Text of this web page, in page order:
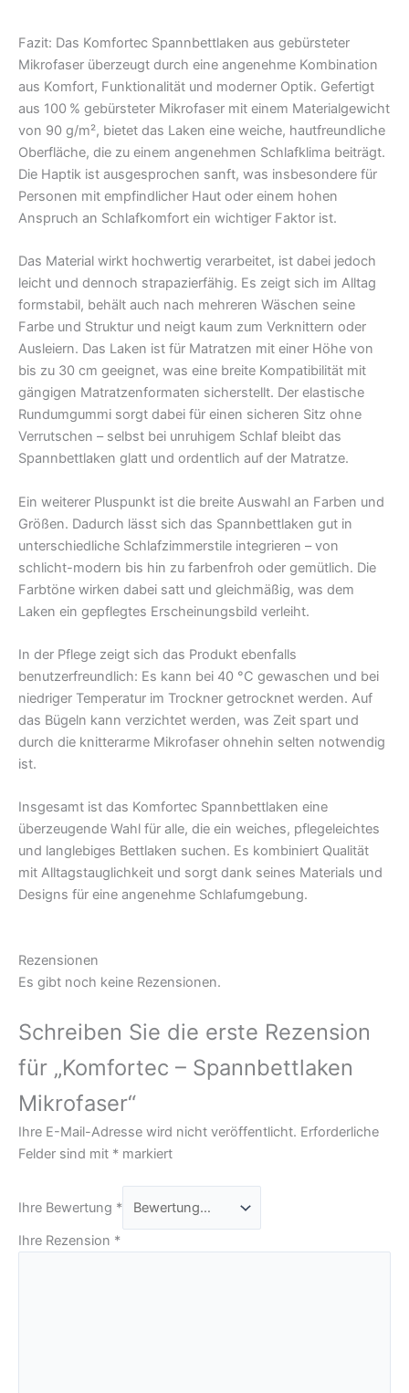
Fazit: Das Komfortec Spannbettlaken aus gebürsteter
Mikrofaser überzeugt durch eine angenehme Kombination
aus Komfort, Funktionalität und moderner Optik. Gefertigt
aus 100 % gebürsteter Mikrofaser mit einem Materialgewicht
von 90 g/m², bietet das Laken eine weiche, hautfreundliche
Oberfläche, die zu einem angenehmen Schlafklima beiträgt.
Die Haptik ist ausgesprochen sanft, was insbesondere für
Personen mit empfindlicher Haut oder einem hohen
Anspruch an Schlafkomfort ein wichtiger Faktor ist.
Das Material wirkt hochwertig verarbeitet, ist dabei jedoch
leicht und dennoch strapazierfähig. Es zeigt sich im Alltag
formstabil, behält auch nach mehreren Wäschen seine
Farbe und Struktur und neigt kaum zum Verknittern oder
Ausleiern. Das Laken ist für Matratzen mit einer Höhe von
bis zu 30 cm geeignet, was eine breite Kompatibilität mit
gängigen Matratzenformaten sicherstellt. Der elastische
Rundumgummi sorgt dabei für einen sicheren Sitz ohne
Verrutschen – selbst bei unruhigem Schlaf bleibt das
Spannbettlaken glatt und ordentlich auf der Matratze.
Ein weiterer Pluspunkt ist die breite Auswahl an Farben und
Größen. Dadurch lässt sich das Spannbettlaken gut in
unterschiedliche Schlafzimmerstile integrieren – von
schlicht-modern bis hin zu farbenfroh oder gemütlich. Die
Farbtöne wirken dabei satt und gleichmäßig, was dem
Laken ein gepflegtes Erscheinungsbild verleiht.
In der Pflege zeigt sich das Produkt ebenfalls
benutzerfreundlich: Es kann bei 40 °C gewaschen und bei
niedriger Temperatur im Trockner getrocknet werden. Auf
das Bügeln kann verzichtet werden, was Zeit spart und
durch die knitterarme Mikrofaser ohnehin selten notwendig
ist.
Insgesamt ist das Komfortec Spannbettlaken eine
überzeugende Wahl für alle, die ein weiches, pflegeleichtes
und langlebiges Bettlaken suchen. Es kombiniert Qualität
mit Alltagstauglichkeit und sorgt dank seines Materials und
Designs für eine angenehme Schlafumgebung.
Rezensionen
Es gibt noch keine Rezensionen.
Schreiben Sie die erste Rezension
für „Komfortec – Spannbettlaken
Mikrofaser“
Ihre E-Mail-Adresse wird nicht veröffentlicht. Erforderliche
Felder sind mit * markiert
Ihre Bewertung *
Ihre Rezension *